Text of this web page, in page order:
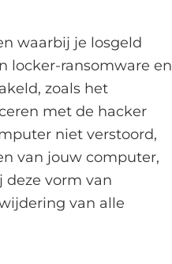
waarbij je losgeld
locker-ransomware en
zoals het
met de hacker
niet verstoord,
van jouw computer,
vorm van
van alle